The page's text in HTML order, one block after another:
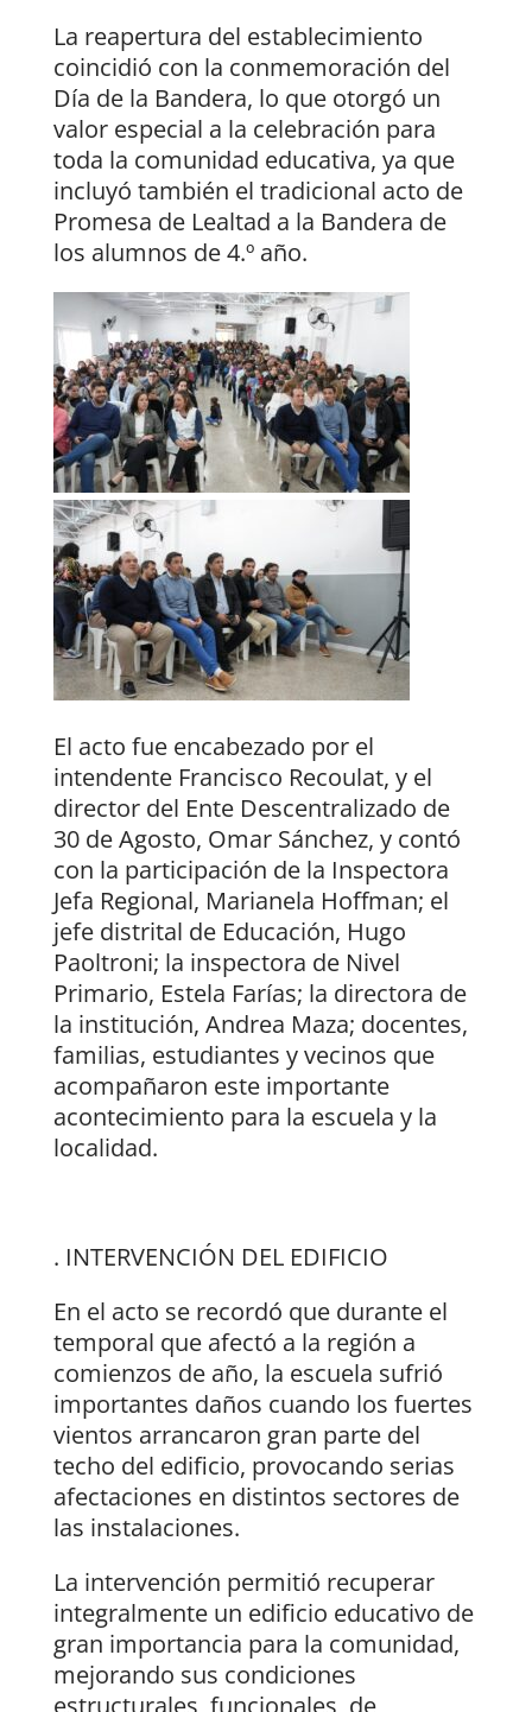
La reapertura del establecimiento
coincidió con la conmemoración del
Día de la Bandera, lo que otorgó un
valor especial a la celebración para
toda la comunidad educativa, ya que
incluyó también el tradicional acto de
Promesa de Lealtad a la Bandera de
los alumnos de 4.º año.
El acto fue encabezado por el
intendente Francisco Recoulat, y el
director del Ente Descentralizado de
30 de Agosto, Omar Sánchez, y contó
con la participación de la Inspectora
Jefa Regional, Marianela Hoffman; el
jefe distrital de Educación, Hugo
Paoltroni; la inspectora de Nivel
Primario, Estela Farías; la directora de
la institución, Andrea Maza; docentes,
familias, estudiantes y vecinos que
acompañaron este importante
acontecimiento para la escuela y la
localidad.
. INTERVENCIÓN DEL EDIFICIO
En el acto se recordó que durante el
temporal que afectó a la región a
comienzos de año, la escuela sufrió
importantes daños cuando los fuertes
vientos arrancaron gran parte del
techo del edificio, provocando serias
afectaciones en distintos sectores de
las instalaciones.
La intervención permitió recuperar
integralmente un edificio educativo de
gran importancia para la comunidad,
mejorando sus condiciones